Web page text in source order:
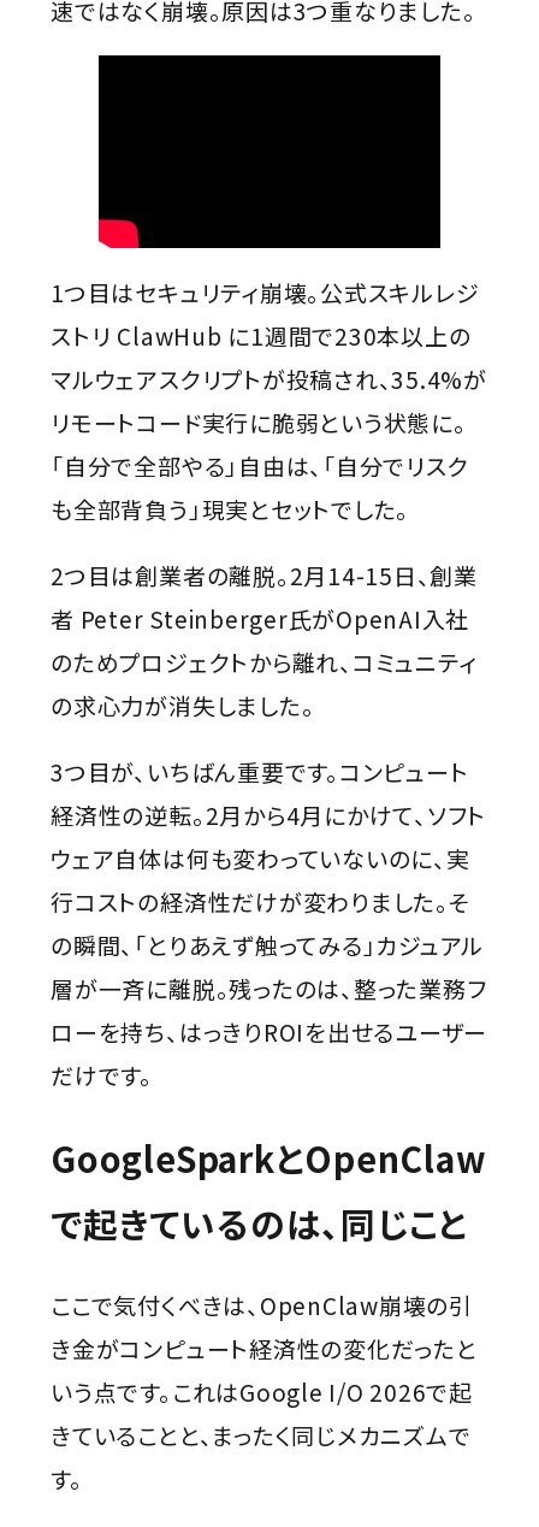
速ではなく崩壊。原因は3つ重なりました。
1つ目はセキュリティ崩壊。公式スキルレジ
ストリ ClawHub に1週間で230本以上の
マルウェアスクリプトが投稿され、35.4%が
リモートコード実行に脆弱という状態に。
「自分で全部やる」自由は、「自分でリスク
も全部背負う」現実とセットでした。
2つ目は創業者の離脱。2月14-15日、創業
者 Peter Steinberger氏がOpenAI入社
のためプロジェクトから離れ、コミュニティ
の求心力が消失しました。
3つ目が、いちばん重要です。コンピュート
経済性の逆転。2月から4月にかけて、ソフト
ウェア自体は何も変わっていないのに、実
行コストの経済性だけが変わりました。そ
の瞬間、「とりあえず触ってみる」カジュアル
層が一斉に離脱。残ったのは、整った業務フ
ローを持ち、はっきりROIを出せるユーザー
だけです。
GoogleSparkとOpenClaw
で起きているのは、同じこと
ここで気付くべきは、OpenClaw崩壊の引
き金がコンピュート経済性の変化だったと
いう点です。これはGoogle I/O 2026で起
きていることと、まったく同じメカニズムで
す。